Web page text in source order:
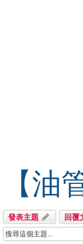
【油
發表主題
回覆